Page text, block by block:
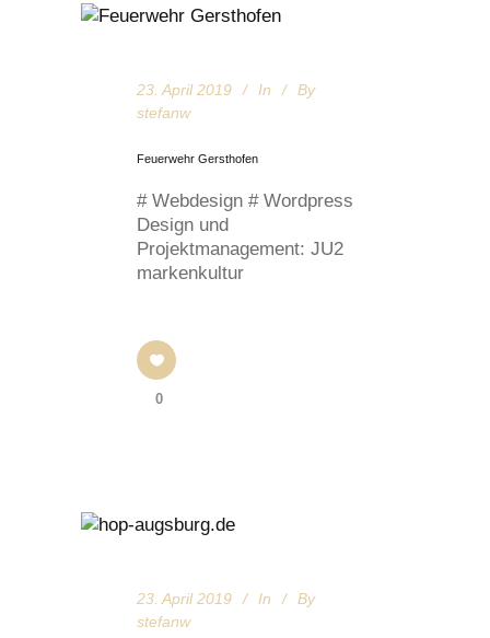
23. April 2019 In
By
stefanw
Feuerwehr Gersthofen
# Webdesign # Wordpress
Design und
Projektmanagement: JU2
markenkultur
0
23. April 2019 In
By
stefanw